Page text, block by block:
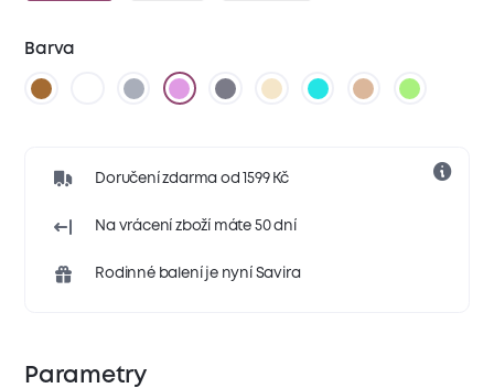
Barva
Doručení zdarma od 1599 Kč
Na vrácení zboží máte 50 dní
Rodinné balení je nyní Savira
Parametry